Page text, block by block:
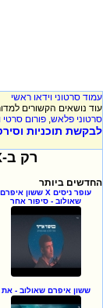
עמוד סרטוני וידאו ראשי
עוד נושאים הקשורים
סרטוני פלאש, פורום סרטי
לבקשת תוכניות
רק ב-XooX כל יום תקבלו סרטוני וידאו חדשים, אז שווה לבדוק יום יום!!!
החדשים ביותר
עופר ניסים X ששון איפרם
שאולוב - סיפור אחר
ששון איפרם שאולוב - את